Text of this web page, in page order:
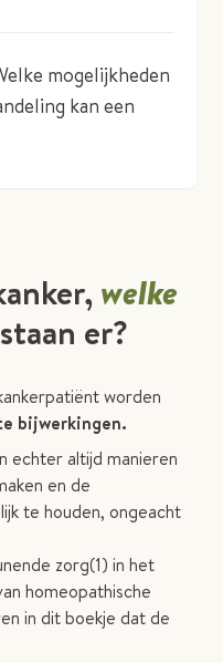
mogelijkheden
kan een
welke
er?
worden
bijwerkingen.
echter altijd manieren
en de
te houden, ongeacht
zorg(1) in het
homeopathische
in dit boekje dat de